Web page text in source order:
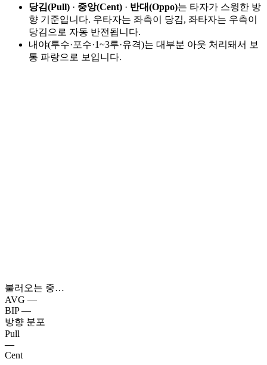
당김(Pull) · 중앙(Cent) · 반대(Oppo)는 타자가 스윙한 방
향 기준입니다. 우타자는 좌측이 당김, 좌타자는 우측이
당김으로 자동 반전됩니다.
내야(투수·포수·1~3루·유격)는 대부분 아웃 처리돼서 보
통 파랑으로 보입니다.
불러오는 중…
AVG —
BIP —
방향 분포
Pull
—
Cent